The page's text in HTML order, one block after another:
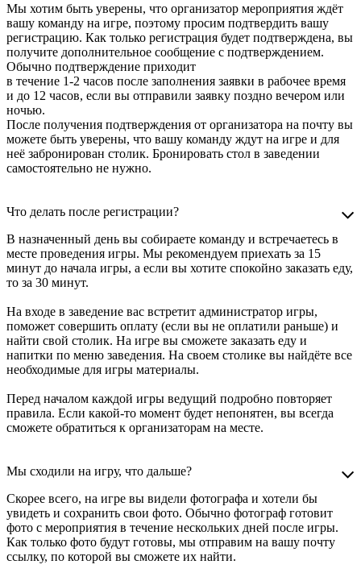
Мы хотим быть уверены, что организатор мероприятия ждёт
вашу команду на игре, поэтому просим подтвердить вашу
регистрацию. Как только регистрация будет подтверждена, вы
получите дополнительное сообщение с подтверждением.
Обычно подтверждение приходит
в течение 1-2 часов после заполнения заявки в рабочее время
и до 12 часов, если вы отправили заявку поздно вечером или
ночью.
После получения подтверждения от организатора на почту вы
можете быть уверены, что вашу команду ждут на игре и для
неё забронирован столик. Бронировать стол в заведении
самостоятельно не нужно.
Что делать после регистрации?
В назначенный день вы собираете команду и встречаетесь в
месте проведения игры. Мы рекомендуем приехать за 15
минут до начала игры, а если вы хотите спокойно заказать еду,
то за 30 минут.
На входе в заведение вас встретит администратор игры,
поможет совершить оплату (если вы не оплатили раньше) и
найти свой столик. На игре вы сможете заказать еду и
напитки по меню заведения. На своем столике вы найдёте все
необходимые для игры материалы.
Перед началом каждой игры ведущий подробно повторяет
правила. Если какой-то момент будет непонятен, вы всегда
сможете обратиться к организаторам на месте.
Мы сходили на игру, что дальше?
Скорее всего, на игре вы видели фотографа и хотели бы
увидеть и сохранить свои фото. Обычно фотограф готовит
фото с мероприятия в течение нескольких дней после игры.
Как только фото будут готовы, мы отправим на вашу почту
ссылку, по которой вы сможете их найти.